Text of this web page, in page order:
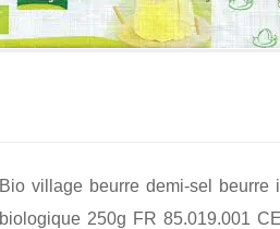
Bio village beurre demi-sel beurre
biologique 250g FR 85.019.001